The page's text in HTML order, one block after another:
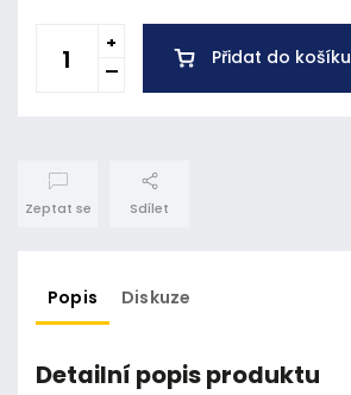
Přidat do košíku
Zeptat se Sdílet
Popis Diskuze
Detailní popis produktu